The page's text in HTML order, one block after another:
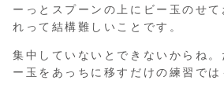
ーっとスプーンの上にビー玉のせ
れって結構難しいことです。
集中していないとできないからね
ー玉をあっちに移すだけの練習では